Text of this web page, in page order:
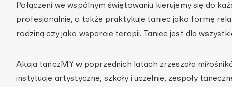
Połączeni we wspólnym świętowaniu kierujemy się do
profesjonalnie, a także praktykuje taniec jako formę
rodziną czy jako wsparcie terapii. Taniec jest dla
Akcja tańczMY w poprzednich latach zrzeszała
instytucje artystyczne, szkoły i uczelnie, zespoły